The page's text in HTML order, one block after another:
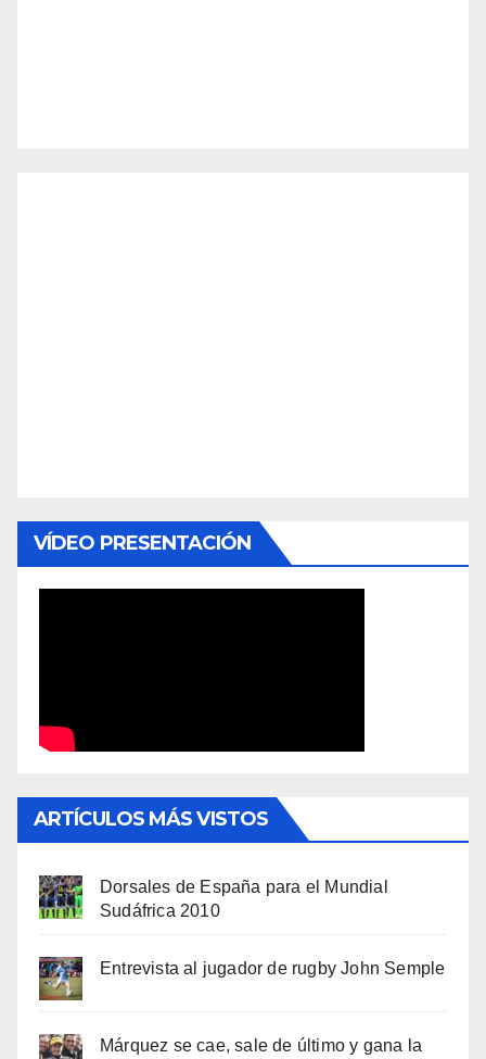
VÍDEO PRESENTACIÓN
ARTÍCULOS MÁS VISTOS
Dorsales de España para el Mundial
Sudáfrica 2010
Entrevista al jugador de rugby John Semple
Márquez se cae, sale de último y gana la